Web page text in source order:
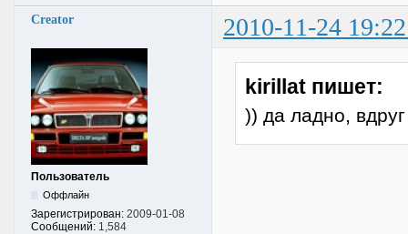
Creator 2010-11-24
Пользователь
Оффлайн
Зарегистрирован: 2009-01-08
Сообщений: 1,584
kirillat пишет:
)) да ладно,